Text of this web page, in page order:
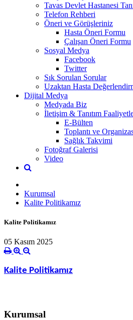
Tavas Devlet Hastanesi
Telefon Rehberi
Öneri ve Görüşleriniz
Hasta Öneri Formu
Çalışan Öneri Formu
Sosyal Medya
Facebook
Twitter
Sık Sorulan Sorular
Uzaktan Hasta
Dijital Medya
Medyada Biz
İletişim & Tanıtım
E-Bülten
Toplantı ve
Sağlık Takvimi
Fotoğraf Galerisi
Video
Kurumsal
Kalite Politikamız
Kalite Politikamız
05 Kasım 2025
Kalite Politikamız
Kurumsal